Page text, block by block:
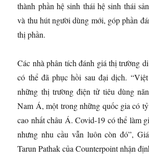
thành phần hệ sinh thái hệ sinh thái
và thu hút người dùng mới, góp phần
thị phần.
Các nhà phân tích đánh giá thị trường
có thể đã phục hồi sau đại dịch.
những thị trường điện tử tiêu dùng
Nam Á, một trong những quốc gia có
cao nhất châu Á. Covid-19 có thể làm
nhưng nhu cầu vẫn luôn còn đó”,
Tarun Pathak của Counterpoint nhận